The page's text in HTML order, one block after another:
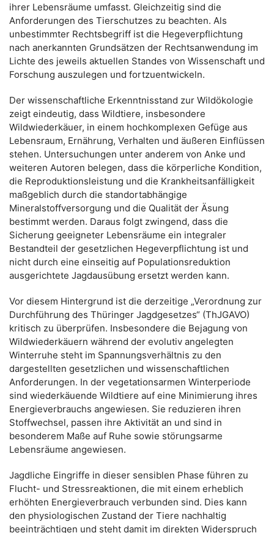
ihrer Lebensräume umfasst. Gleichzeitig sind die
Anforderungen des Tierschutzes zu beachten. Als
unbestimmter Rechtsbegriff ist die Hegeverpflichtung
nach anerkannten Grundsätzen der Rechtsanwendung im
Lichte des jeweils aktuellen Standes von Wissenschaft und
Forschung auszulegen und fortzuentwickeln.
Der wissenschaftliche Erkenntnisstand zur Wildökologie
zeigt eindeutig, dass Wildtiere, insbesondere
Wildwiederkäuer, in einem hochkomplexen Gefüge aus
Lebensraum, Ernährung, Verhalten und äußeren Einflüssen
stehen. Untersuchungen unter anderem von Anke und
weiteren Autoren belegen, dass die körperliche Kondition,
die Reproduktionsleistung und die Krankheitsanfälligkeit
maßgeblich durch die standortabhängige
Mineralstoffversorgung und die Qualität der Äsung
bestimmt werden. Daraus folgt zwingend, dass die
Sicherung geeigneter Lebensräume ein integraler
Bestandteil der gesetzlichen Hegeverpflichtung ist und
nicht durch eine einseitig auf Populationsreduktion
ausgerichtete Jagdausübung ersetzt werden kann.
Vor diesem Hintergrund ist die derzeitige „Verordnung zur
Durchführung des Thüringer Jagdgesetzes“ (ThJGAVO)
kritisch zu überprüfen. Insbesondere die Bejagung von
Wildwiederkäuern während der evolutiv angelegten
Winterruhe steht im Spannungsverhältnis zu den
dargestellten gesetzlichen und wissenschaftlichen
Anforderungen. In der vegetationsarmen Winterperiode
sind wiederkäuende Wildtiere auf eine Minimierung ihres
Energieverbrauchs angewiesen. Sie reduzieren ihren
Stoffwechsel, passen ihre Aktivität an und sind in
besonderem Maße auf Ruhe sowie störungsarme
Lebensräume angewiesen.
Jagdliche Eingriffe in dieser sensiblen Phase führen zu
Flucht- und Stressreaktionen, die mit einem erheblich
erhöhten Energieverbrauch verbunden sind. Dies kann
den physiologischen Zustand der Tiere nachhaltig
beeinträchtigen und steht damit im direkten Widerspruch